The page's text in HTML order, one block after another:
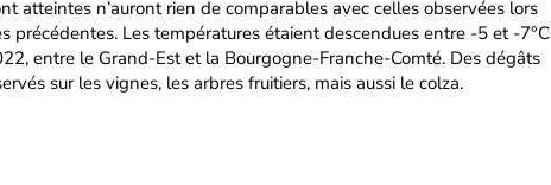
atteintes n’auront rien de comparables avec celles observées lors
précédentes. Les températures étaient descendues entre -5 et -7°C
entre le Grand-Est et la Bourgogne-Franche-Comté. Des dégâts
sur les vignes, les arbres fruitiers, mais aussi le colza.